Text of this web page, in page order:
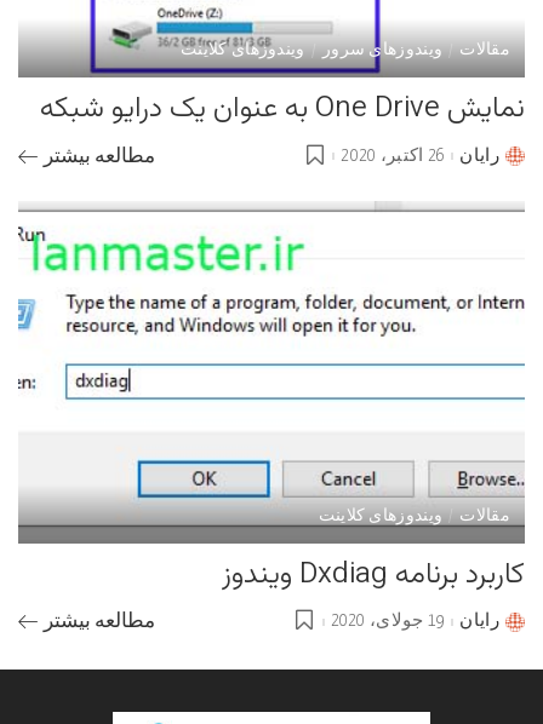
مقالات ویندوزهای سرور ویندوزهای کلاینت
نمایش One Drive به عنوان یک درایو شبکه
Postedرایان 26 اکتبر، 2020 مطالعه بیشتر
مقالات ویندوزهای کلاینت
کاربرد برنامه Dxdiag ویندوز
Postedرایان 19 جولای، 2020 مطالعه بیشتر